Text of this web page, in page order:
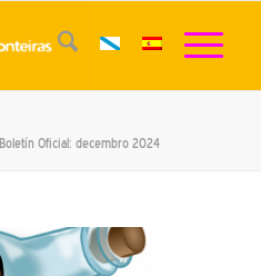
Boletín Oficial: decembro 2024